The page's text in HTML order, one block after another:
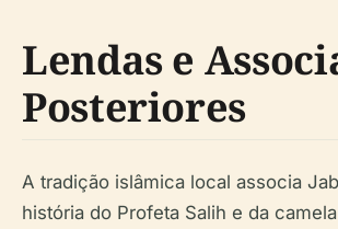
Lendas e
Posteriores
A tradição islâmica local associa
história do Profeta Salih e da